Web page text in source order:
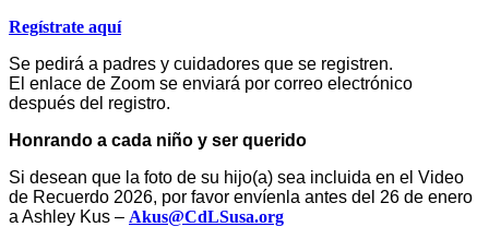
Regístrate aquí
Se pedirá a padres y cuidadores que se registren.
El enlace de Zoom se enviará por correo electrónico
después del registro.
Honrando a cada niño y ser querido
Si desean que la foto de su hijo(a) sea incluida en el Video
de Recuerdo 2026, por favor envíenla antes del 26 de enero
a Ashley Kus – Akus@CdLSusa.org